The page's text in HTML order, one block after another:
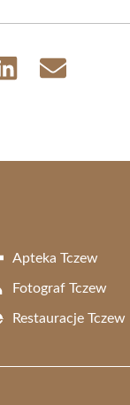
Share
Share
Apteka Tczew
Fotograf Tczew
Restauracje Tczew